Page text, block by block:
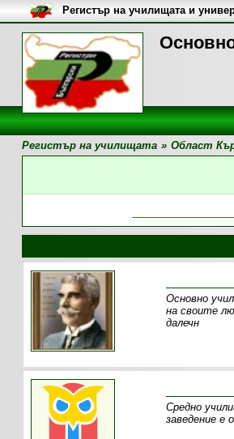
Регистър на училищата и
Регистър на училищата » Област
Основно
на своите
далечн
Средно
заведение е